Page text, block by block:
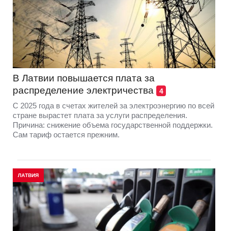
В Латвии повышается плата за
распределение электричества
4
С 2025 года в счетах жителей за электроэнергию по всей
стране вырастет плата за услуги распределения.
Причина: снижение объема государственной поддержки.
Сам тариф остается прежним.
ЛАТВИЯ